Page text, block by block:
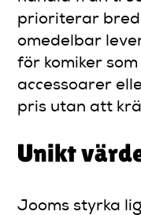
prioriterar
omedelbar
för komiker
accessoarer
pris utan att
Unikt
Jooms styrka